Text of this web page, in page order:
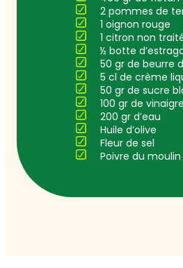
2 pommes de
1 oignon rouge
1 citron non
½ botte
50 gr de beurre
5 cl de crème
50 gr de sucre
100 gr de
200 gr d’eau
Huile d’olive
Fleur de sel
Poivre du moulin